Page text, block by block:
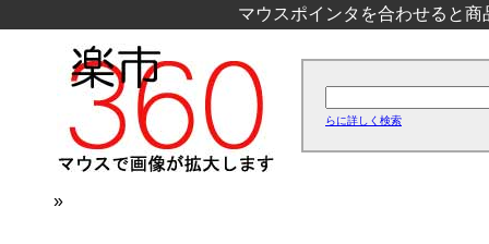
マウスポインタを合わせると
らに詳しく検索
»